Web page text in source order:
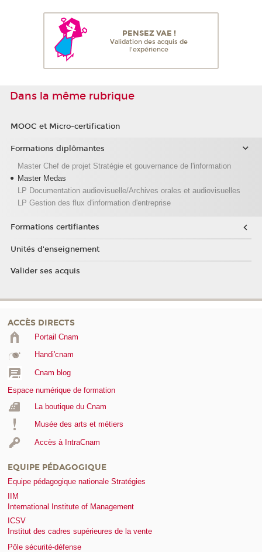
PENSEZ VAE !
Validation des acquis de
l'expérience
Dans la même rubrique
MOOC et Micro-certification
Formations diplômantes
Master Chef de projet Stratégie et gouvernance de l'information
Master Medas
LP Documentation audiovisuelle/Archives orales et audiovisuelles
LP Gestion des flux d'information d'entreprise
Formations certifiantes
Unités d'enseignement
Valider ses acquis
ACCÈS DIRECTS
Portail Cnam
Handi'cnam
Cnam blog
Espace numérique de formation
La boutique du Cnam
Musée des arts et métiers
Accès à IntraCnam
EQUIPE PÉDAGOGIQUE
Equipe pédagogique nationale Stratégies
IIM
International Institute of Management
ICSV
Institut des cadres supérieures de la vente
Pôle sécurité-défense